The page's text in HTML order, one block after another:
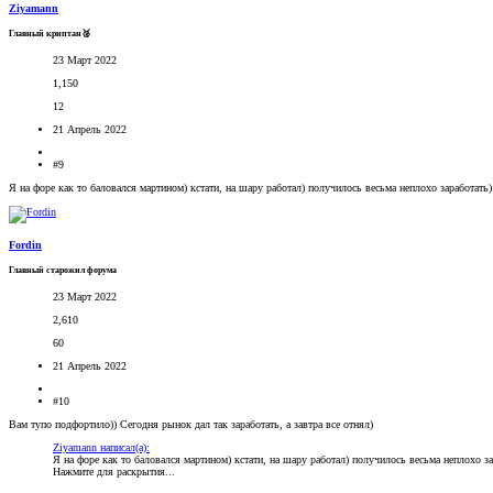
Ziyamann
Главный криптан🥈
23 Март 2022
1,150
12
21 Апрель 2022
#9
Я на форе как то баловался мартином) кстати, на шару работал) получилось весьма неплохо заработать)
Fordin
Главный старожил форума
23 Март 2022
2,610
60
21 Апрель 2022
#10
Вам тупо подфортило)) Сегодня рынок дал так заработать, а завтра все отнял)
Ziyamann написал(а):
Я на форе как то баловался мартином) кстати, на шару работал) получилось весьма неплохо
Нажмите для раскрытия...